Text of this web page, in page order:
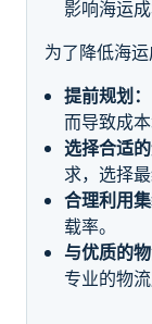
影响海运成
为了降低海
提前规划：
而导致成本
选择合适的
求，选择
合理利用集
载率。
与优质的
专业的物